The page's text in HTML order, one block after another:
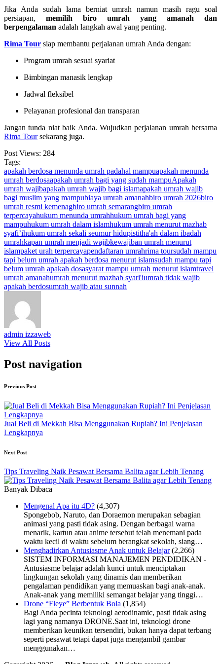
Jika Anda sudah lama berniat umrah namun masih ragu soal
persiapan, memilih biro umrah yang amanah dan
berpengalaman adalah langkah awal yang penting.
Rima Tour siap membantu perjalanan umrah Anda dengan:
Program umrah sesuai syariat
Bimbingan manasik lengkap
Jadwal fleksibel
Pelayanan profesional dan transparan
Jangan tunda niat baik Anda. Wujudkan perjalanan umrah bersama
Rima Toursekarang juga.
Post Views: 284
Tags:
apakah berdosa menunda umrah padahal mampuapakah menunda
umrah berdosaapakah umrah bagi yang sudah mampuApakah
umrah wajibapakah umrah wajib bagi islamapakah umrah wajib
bagi muslim yang mampubiaya umrah amanahbiro umrah 2026biro
umrah resmi kemenagbiro umrah semarangbiro umrah
terpercayahukum menunda umrahhukum umrah bagi yang
mampuhukum umrah dalam islamhukum umrah menurut mazhab
syafi’ihukum umrah sekali seumur hidupistitha'ah dalam ibadah
umrahkapan umrah menjadi wajibkewajiban umrah menurut
islampaket urah terpercayapendaftaran umrahrima toursudah mampu
tapi belum umrah apakah berdosa menurut islamsudah mampu tapi
belum umrah apakah dosasyarat mampu umrah menurut islamtravel
umrah amanahumrah menurut mazhab syari'iumrah tidak wajib
apakah berdosumrah wajib atau sunnah
admin izzaweb
View All Posts
Post navigation
Previous Post
Jual Beli di Mekkah Bisa Menggunakan Rupiah? Ini Penjelasan
Lengkapnya
Next Post
Tips Traveling Naik Pesawat Bersama Balita agar Lebih Tenang
Banyak Dibaca
Mengenal Apa itu 4D? (4,307)
Spongebob, Naruto, dan Doraemon merupakan sebagian
animasi yang pasti tidak asing. Dengan berbagai warna
menarik, kartun atau anime tersebut telah menemani pada
waktu kecil di waktu sebelum berangkat sekolah, siang…
Menghadirkan Antusiasme Anak untuk Belajar (2,266)
SISTEM INFORMASI MANAJEMEN PENDIDIKAN -
Antusiasme belajar adalah kunci untuk menciptakan
lingkungan sekolah yang dinamis dan memberikan
pengalaman pendidikan yang memuaskan bagi anak-anak.
Anak-anak yang memiliki semangat belajar yang tinggi…
Drone “Fleye” Berbentuk Bola (1,854)
Bagi Anda pecinta teknologi aerodinamic, pasti tidak asing
lagi yang namanya DRONE.Saat ini, teknologi drone
memberikan keunikan tersendiri, bukan hanya dapat terbang
seperti pesawat tetapi dapat juga mengambil gambar
menggunakan…